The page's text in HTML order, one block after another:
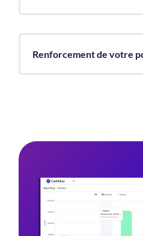
Renforcement de votre